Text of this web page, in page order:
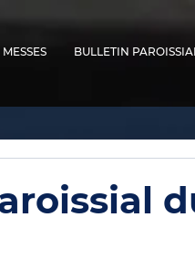
MESSES BULLETIN